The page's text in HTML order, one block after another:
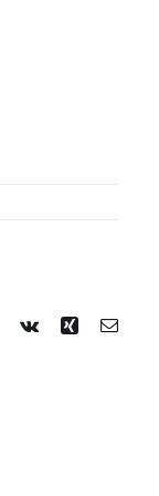
Pinterest
Vk Xing Email